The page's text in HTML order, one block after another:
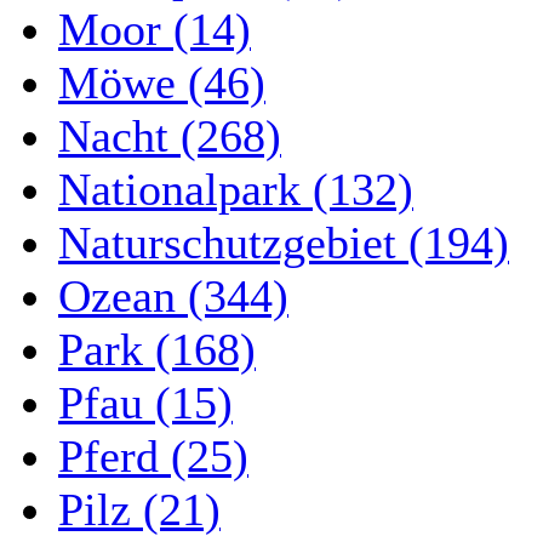
Moor (14)
Möwe (46)
Nacht (268)
Nationalpark (132)
Naturschutzgebiet (194)
Ozean (344)
Park (168)
Pfau (15)
Pferd (25)
Pilz (21)